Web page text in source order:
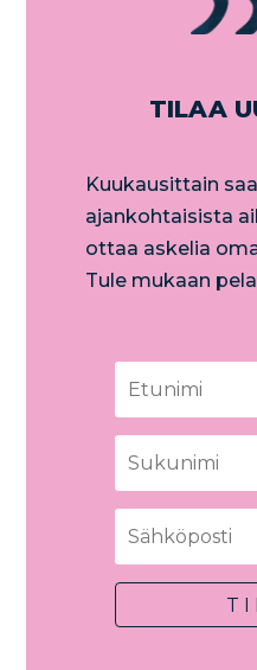
TILAA
Kuukausittain
ajankohtaisista
ottaa askelia
Tule mukaan